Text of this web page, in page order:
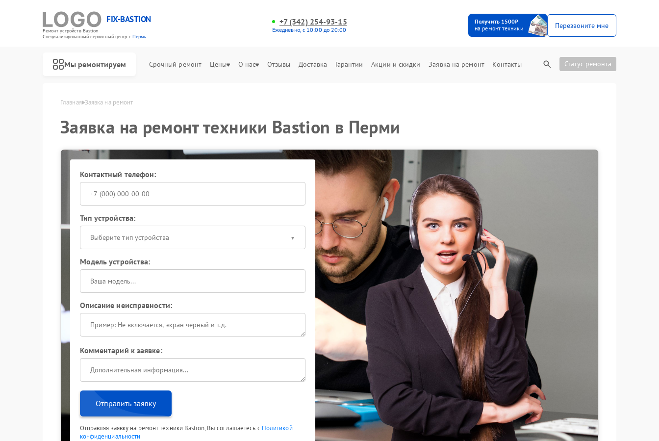
FIX-BASTION
Ремонт устройств Bastion
Специализированный cервисный центр г.Пермь
+7 (342) 254-93-15
Ежедневно, с 10:00 до 20:00
Получить 1500₽
на ремонт техники
Перезвоните мне
Мы ремонтируем Срочный ремонт Цены О нас Отзывы Доставка Гарантии Акции и скидки Заявка на ремонт Контакты Статус ремонта
Главная Заявка на ремонт
Заявка на ремонт техники Bastion в Перми
Контактный телефон:
Тип устройства:
Выберите тип устройства
Модель устройства:
Описание неисправности:
Комментарий к заявке:
Отправить заявку
Отправляя заявку на ремонт техники Bastion, Вы соглашаетесь с Политикой
конфиденциальности